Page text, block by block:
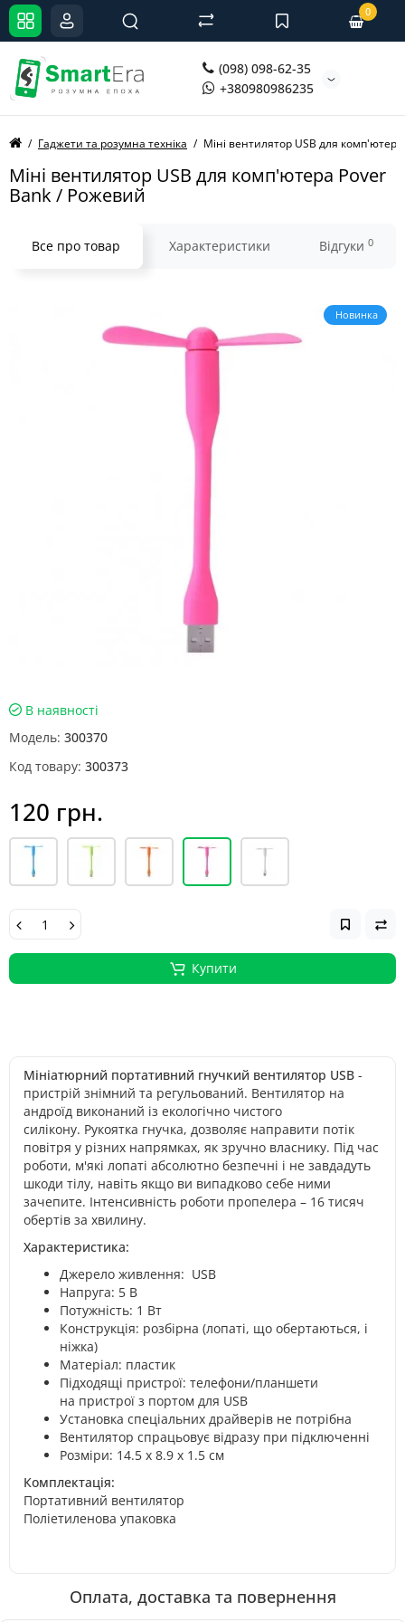
(098) 098-62-35
+380980986235
0
Гаджети та розумна техніка Міні вентилятор USB для
Міні вентилятор USB для комп'ютера Pover
Bank / Рожевий
Все про товар Характеристики Відгуки 0
Новинка
В наявності
Модель: 300370
Код товару: 300373
120 грн.
Купити
Мініатюрний портативний гнучкий вентилятор USB -
пристрій знімний та регульований. Вентилятор на
андроїд виконаний із екологічно чистого
силікону. Рукоятка гнучка, дозволяє направити потік
повітря у різних напрямках, як зручно власнику. Під час
роботи, м'які лопаті абсолютно безпечні і не завдадуть
шкоди тілу, навіть якщо ви випадково себе ними
зачепите. Інтенсивність роботи пропелера – 16 тисяч
обертів за хвилину.
Характеристика:
Джерело живлення: USB
Напруга: 5 В
Потужність: 1 Вт
Конструкція: розбірна (лопаті, що обертаються, і
ніжка)
Матеріал: пластик
Підходящі пристрої: телефони/планшети
на пристрої з портом для USB
Установка спеціальних драйверів не потрібна
Вентилятор спрацьовує відразу при підключенні
Розміри: 14.5 x 8.9 x 1.5 см
Комплектація:
Портативний вентилятор
Поліетиленова упаковка
Оплата, доставка та повернення